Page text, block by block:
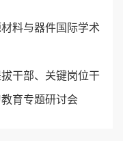
料与器件国际学术
干部、关键岗位干
育专题研讨会